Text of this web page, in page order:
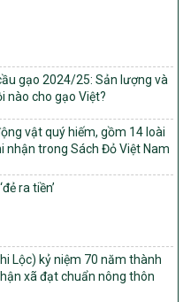
2026 – 2030
phân bổ ngân sách trung
của địa phương thực hiện
dựng nông thôn mới, giảm
– xã hội vùng đồng bào dân
– 2030
nhóm 1, nhóm 2, nhóm 3
2026-2030 trên địa bàn
kết theo chuỗi giá trị thuộc
gia Giảm nghèo bền vững
năm 2026
gạo 2024/25: Sản lượng và
nào cho gạo Việt?
vật quý hiếm, gồm 14 loài
nhận trong Sách Đỏ Việt Nam
ra tiền’
Lộc) kỷ niệm 70 năm thành
xã đạt chuẩn nông thôn